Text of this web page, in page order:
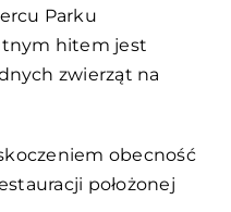
Parku
hitem jest
zwierząt na
obecność
położonej